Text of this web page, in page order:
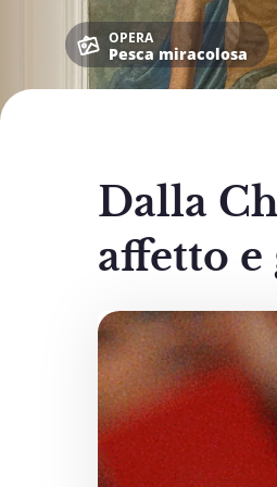
OPERA
Pesca miracolosa
Dalla
affetto